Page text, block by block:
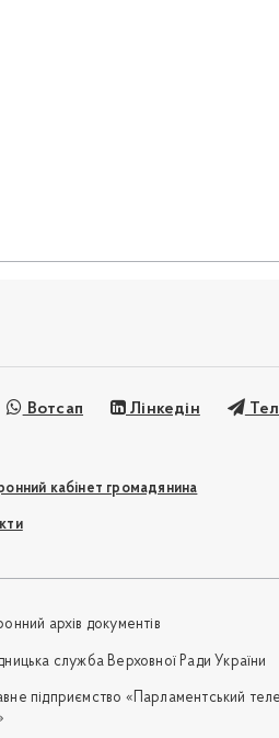
Вотсап Лінкедін
кабінет громадянина
архів документів
служба Верховної Ради України
підприємство «Парламентський